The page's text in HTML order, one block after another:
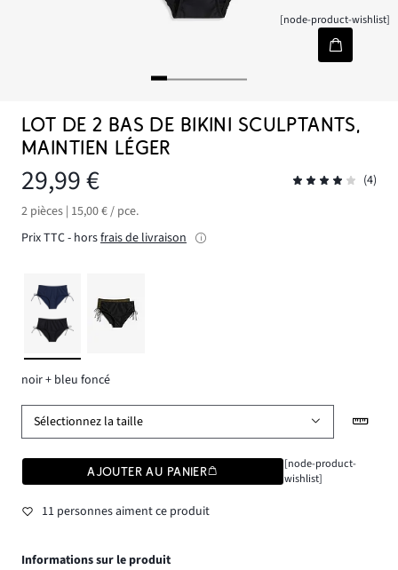
[node-product-wishlist]
LOT DE 2 BAS DE BIKINI SCULPTANTS,
MAINTIEN LÉGER
29,99 €
(4)
2 pièces | 15,00 € / pce.
Prix TTC - horsfrais de livraison
noir + bleu foncé
Sélectionnez la taille
AJOUTER AU PANIER
[node-product-
wishlist]
11 personnes aiment ce produit
Informations sur le produit